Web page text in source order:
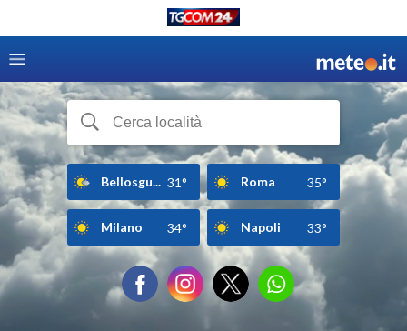
Bellosgu... 31° Roma 35°
Milano 34° Napoli 33°